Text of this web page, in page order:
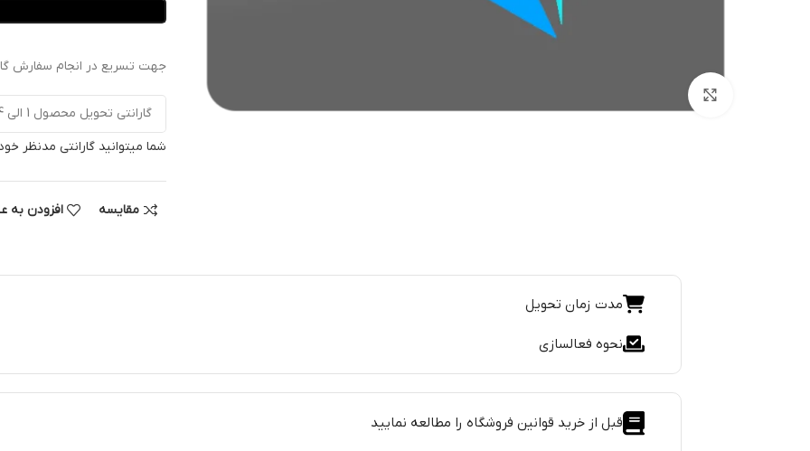
جهت تسریع در انجام سفارش
شما میتوانید گارانتی مدنظر
مقایسه افزودن به
مدت زمان تحویل
نحوه فعالسازی
قبل از خرید قوانین فروشگاه را مطالعه نمایید